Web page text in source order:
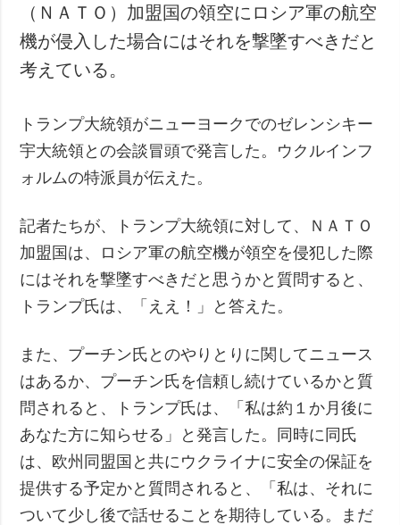
写真
動画
（ＮＡＴＯ）加盟国の領空にロシア軍の航空
機が侵入した場合にはそれを撃墜すべきだと
考えている。
トランプ大統領がニューヨークでのゼレンシキー
宇大統領との会談冒頭で発言した。ウクルインフ
ォルムの特派員が伝えた。
記者たちが、トランプ大統領に対して、ＮＡＴＯ
加盟国は、ロシア軍の航空機が領空を侵犯した際
にはそれを撃墜すべきだと思うかと質問すると、
トランプ氏は、「ええ！」と答えた。
また、プーチン氏とのやりとりに関してニュース
はあるか、プーチン氏を信頼し続けているかと質
問されると、トランプ氏は、「私は約１か月後に
あなた方に知らせる」と発言した。同時に同氏
は、欧州同盟国と共にウクライナに安全の保証を
提供する予定かと質問されると、「私は、それに
ついて少し後で話せることを期待している。まだ